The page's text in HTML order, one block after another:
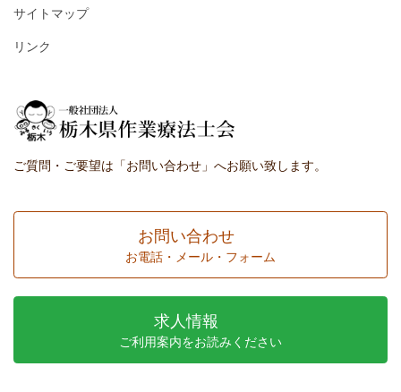
サイトマップ
リンク
ご質問・ご要望は「お問い合わせ」へお願い致します。
お問い合わせ
お電話・メール・フォーム
求人情報
ご利用案内をお読みください